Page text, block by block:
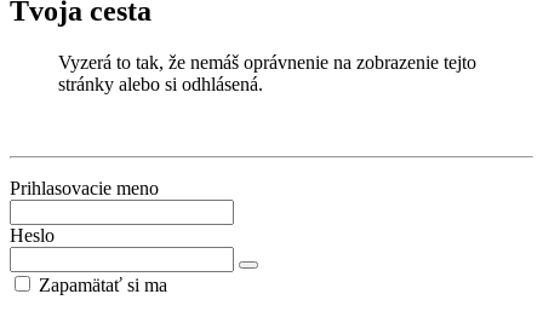
Tvoja cesta
Vyzerá to tak, že nemáš oprávnenie na zobrazenie tejto
stránky alebo si odhlásená.
Prihlasovacie meno
Heslo
Zapamätať si ma